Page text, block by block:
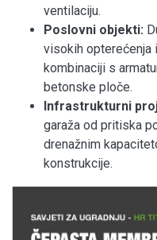
ventilaciju.
Poslovni objekti:
visokih opterećenja
kombinaciji s
betonske ploče.
Infrastrukturni
garaža od pritiska
drenažnim
konstrukcije.